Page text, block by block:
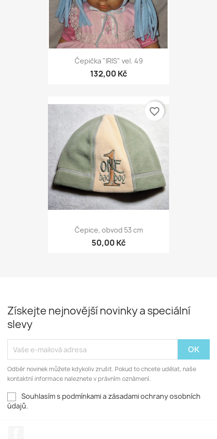
Čepička "IRIS" vel. 49
132,00 Kč
Čepice, obvod 53 cm
50,00 Kč
favorite_border
Získejte nejnovější novinky a speciální
slevy
Odběr novinek můžete kdykoliv zrušit. Pokud to chcete udělat, naše
kontaktní informace naleznete v právním oznámení.
Souhlasím s podmínkami a zásadami ochrany osobních
údajů.